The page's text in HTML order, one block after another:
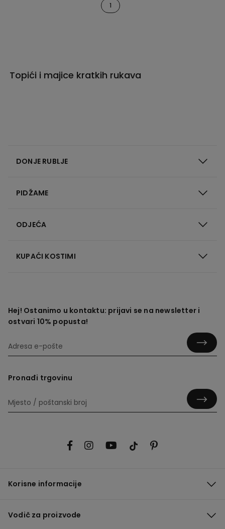
1
Topići i majice kratkih rukava
DONJE RUBLJE
PIDŽAME
ODJEĆA
KUPAĆI KOSTIMI
Hej! Ostanimo u kontaktu: prijavi se na newsletter i
ostvari 10% popusta!
Pronađi trgovinu
Korisne informacije
Vodič za proizvode